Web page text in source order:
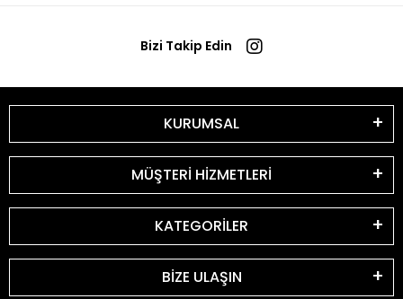
Bizi Takip Edin
KURUMSAL
MÜŞTERİ HİZMETLERİ
KATEGORİLER
BİZE ULAŞIN